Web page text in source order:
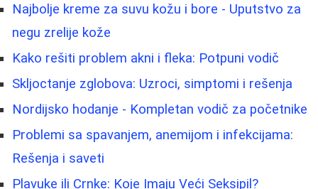
Najbolje kreme za suvu kožu i bore - Uputstvo za
negu zrelije kože
Kako rešiti problem akni i fleka: Potpuni vodič
Skljoctanje zglobova: Uzroci, simptomi i rešenja
Nordijsko hodanje - Kompletan vodič za početnike
Problemi sa spavanjem, anemijom i infekcijama:
Rešenja i saveti
Plavuke ili Crnke: Koje Imaju Veći Seksipil?